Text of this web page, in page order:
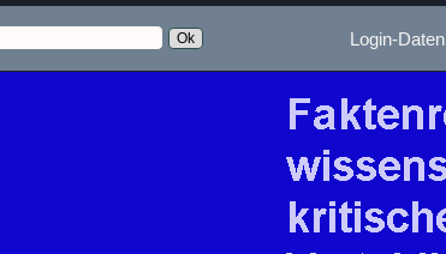
Login-Daten